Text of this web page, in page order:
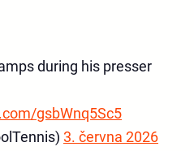
during his presser
gsbWnq5Sc5
3. června 2026